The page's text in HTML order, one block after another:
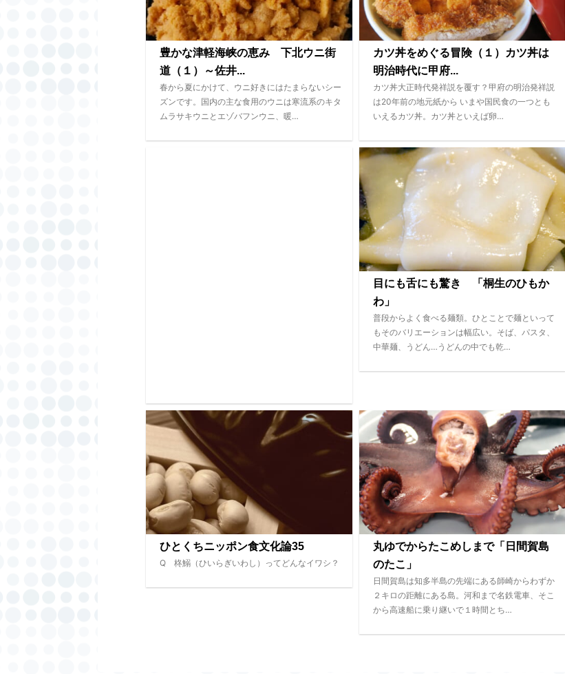
豊かな津軽海峡の恵み 下北ウニ街
道（１）～佐井...
春から夏にかけて、ウニ好きにはたまらないシー
ズンです。国内の主な食用のウニは寒流系のキタ
ムラサキウニとエゾバフンウニ、暖…
カツ丼をめぐる冒険（１）カツ丼は
明治時代に甲府...
カツ丼大正時代発祥説を覆す？甲府の明治発祥説
は20年前の地元紙から いまや国民食の一つとも
いえるカツ丼。カツ丼といえば卵…
目にも舌にも驚き 「桐生のひもか
わ」
普段からよく食べる麺類。ひとことで麺といって
もそのバリエーションは幅広い。そば、パスタ、
中華麺、うどん…うどんの中でも乾…
ひとくちニッポン食文化論35
Q 柊鰯（ひいらぎいわし）ってどんなイワシ？
丸ゆでからたこめしまで「日間賀島
のたこ」
日間賀島は知多半島の先端にある師崎からわずか
２キロの距離にある島。河和まで名鉄電車、そこ
から高速船に乗り継いで１時間とち…